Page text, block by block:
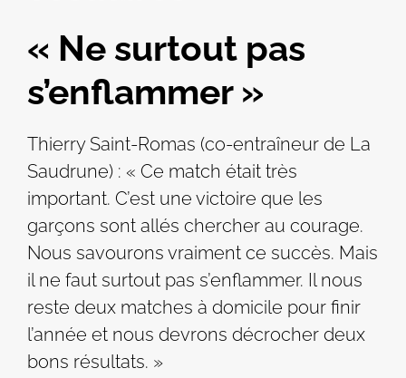
« Ne surtout pas
s’enflammer »
Thierry Saint-Romas (co-entraîneur de La
Saudrune) : « Ce match était très
important. C’est une victoire que les
garçons sont allés chercher au courage.
Nous savourons vraiment ce succès. Mais
il ne faut surtout pas s’enflammer. Il nous
reste deux matches à domicile pour finir
l’année et nous devrons décrocher deux
bons résultats. »